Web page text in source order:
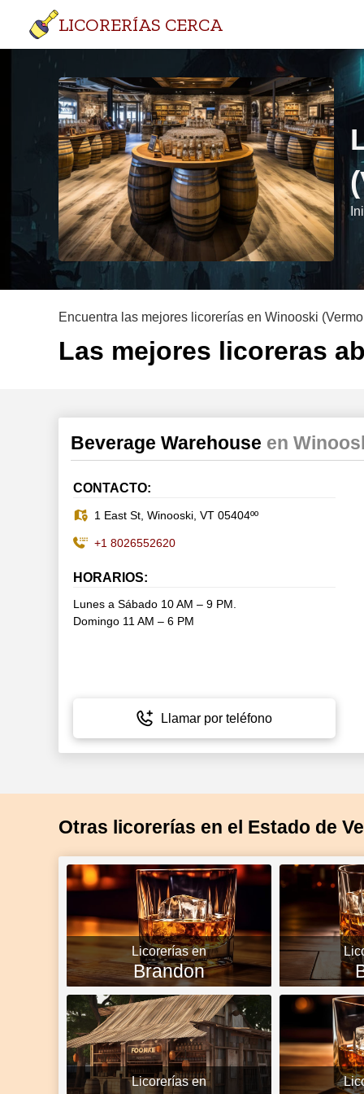
LICORERÍAS CERCA
Encuentra las mejores licorerías en Winooski
Las mejores licoreras
Beverage Warehouse en
CONTACTO:
1 East St, Winooski, VT 05404ºº
+1 8026552620
HORARIOS:
Lunes a Sábado 10 AM – 9 PM.
Domingo 11 AM – 6 PM
Llamar por teléfono
Otras licorerías en el Estado de
Licorerías en
Brandon
Licorerías en